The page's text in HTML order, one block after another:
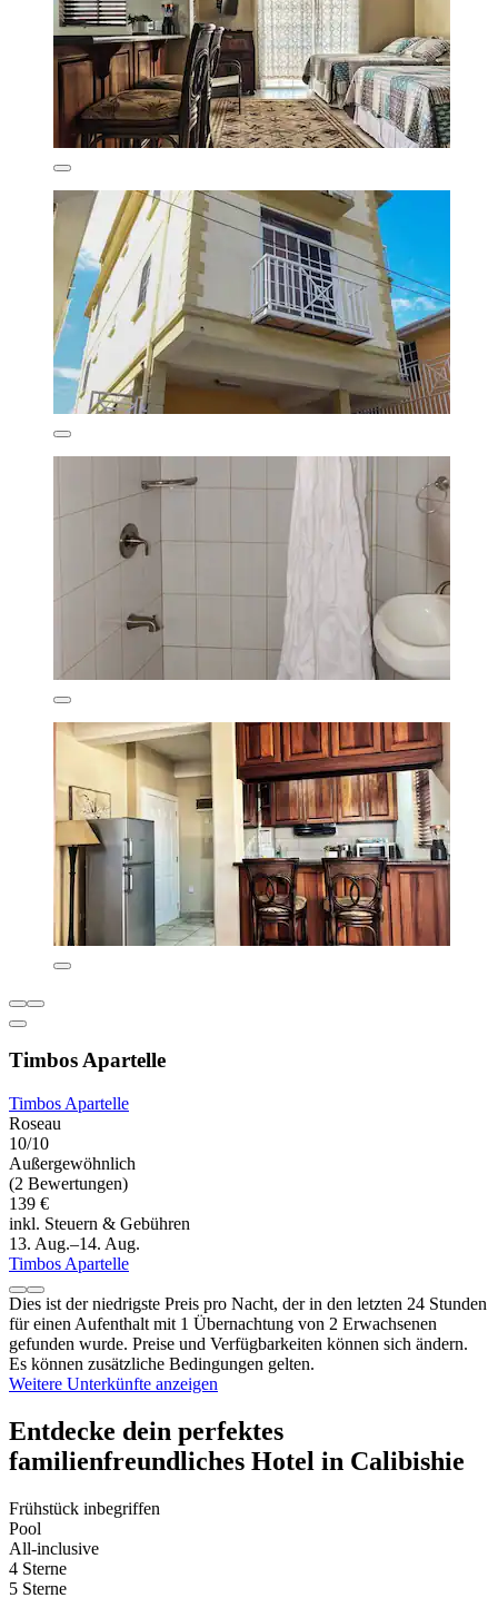
Timbos Apartelle
Timbos Apartelle
Roseau
10/10
Außergewöhnlich
(2 Bewertungen)
139 €
inkl. Steuern & Gebühren
13. Aug.–14. Aug.
Timbos Apartelle
Dies ist der niedrigste Preis pro Nacht, der in den letzten 24 Stunden
für einen Aufenthalt mit 1 Übernachtung von 2 Erwachsenen
gefunden wurde. Preise und Verfügbarkeiten können sich ändern.
Es können zusätzliche Bedingungen gelten.
Weitere Unterkünfte anzeigen
Entdecke dein perfektes
familienfreundliches Hotel in Calibishie
Frühstück inbegriffen
Pool
All-inclusive
4 Sterne
5 Sterne